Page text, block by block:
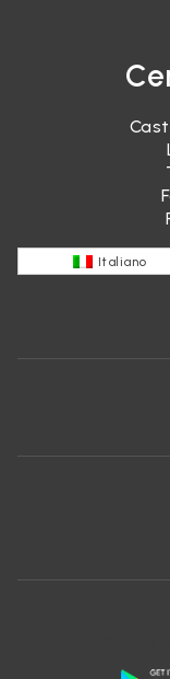
Italiano